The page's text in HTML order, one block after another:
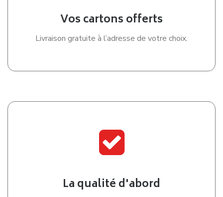
Vos cartons offerts
Livraison gratuite à l’adresse de votre choix.
La qualité d'abord